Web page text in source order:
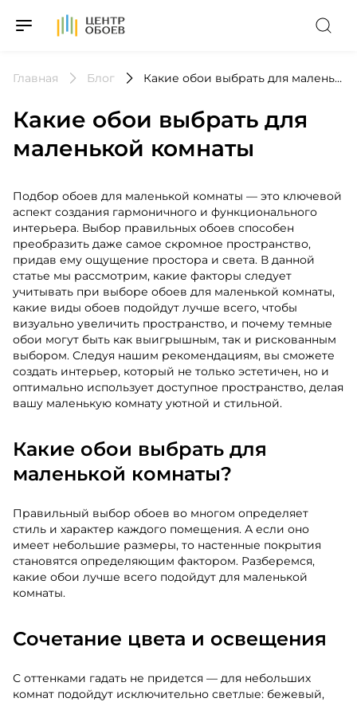
На Главную
Главная Блог Какие обои выбрать для маленькой комнаты
Какие обои выбрать для
маленькой комнаты
Подбор обоев для маленькой комнаты — это ключевой
аспект создания гармоничного и функционального
интерьера. Выбор правильных обоев способен
преобразить даже самое скромное пространство,
придав ему ощущение простора и света. В данной
статье мы рассмотрим, какие факторы следует
учитывать при выборе обоев для маленькой комнаты,
какие виды обоев подойдут лучше всего, чтобы
визуально увеличить пространство, и почему темные
обои могут быть как выигрышным, так и рискованным
выбором. Следуя нашим рекомендациям, вы сможете
создать интерьер, который не только эстетичен, но и
оптимально использует доступное пространство, делая
вашу маленькую комнату уютной и стильной.
Какие обои выбрать для
маленькой комнаты?
Правильный выбор обоев во многом определяет
стиль и характер каждого помещения. А если оно
имеет небольшие размеры, то настенные покрытия
становятся определяющим фактором. Разберемся,
какие обои лучше всего подойдут для маленькой
комнаты.
Сочетание цвета и освещения
С оттенками гадать не придется — для небольших
комнат подойдут исключительно светлые: бежевый,